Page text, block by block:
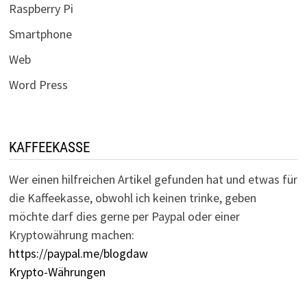
Raspberry Pi
Smartphone
Web
Word Press
KAFFEEKASSE
Wer einen hilfreichen Artikel gefunden hat und etwas für
die Kaffeekasse, obwohl ich keinen trinke, geben
möchte darf dies gerne per Paypal oder einer
Kryptowährung machen:
https://paypal.me/blogdaw
Krypto-Währungen